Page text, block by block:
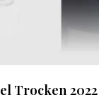
Trocken 2022